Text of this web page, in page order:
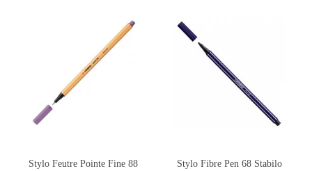
Stylo Fibre Pen 68 Stabilo
Surligneur Rouge Swing